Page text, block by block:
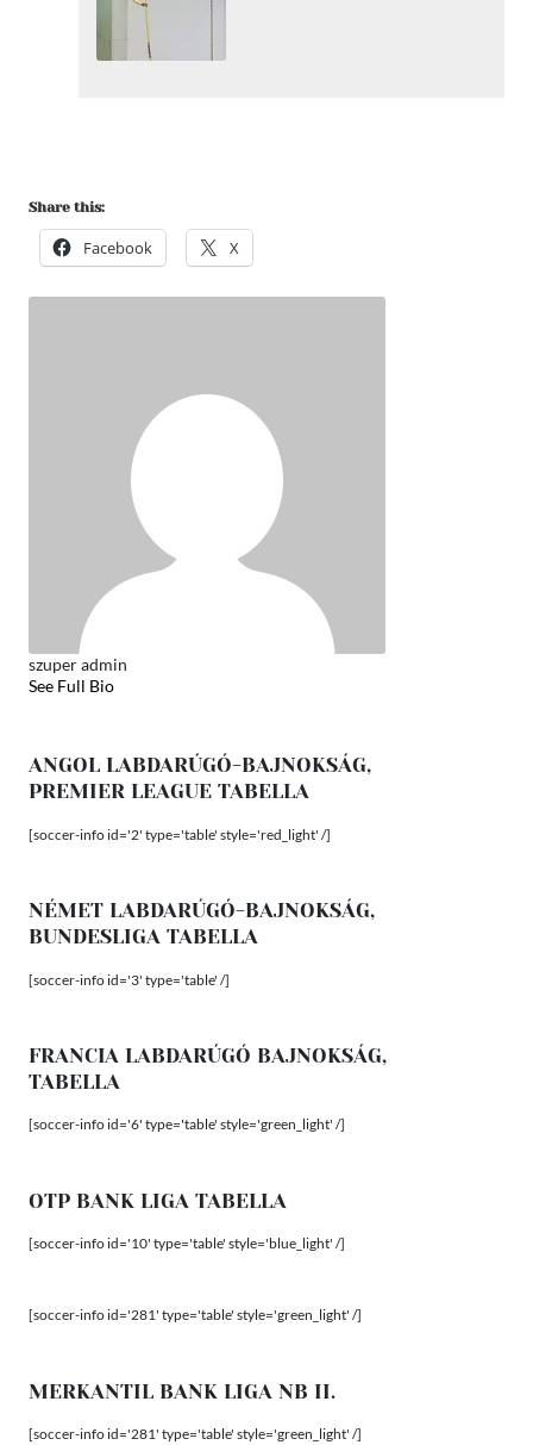
Share this:
Facebook X
szuper admin
See Full Bio
ANGOL LABDARÚGÓ-BAJNOKSÁG,
PREMIER LEAGUE TABELLA
[soccer-info id='2' type='table' style='red_light' /]
NÉMET LABDARÚGÓ-BAJNOKSÁG,
BUNDESLIGA TABELLA
[soccer-info id='3' type='table' /]
FRANCIA LABDARÚGÓ BAJNOKSÁG,
TABELLA
[soccer-info id='6' type='table' style='green_light' /]
OTP BANK LIGA TABELLA
[soccer-info id='10' type='table' style='blue_light' /]
[soccer-info id='281' type='table' style='green_light' /]
MERKANTIL BANK LIGA NB II.
[soccer-info id='281' type='table' style='green_light' /]